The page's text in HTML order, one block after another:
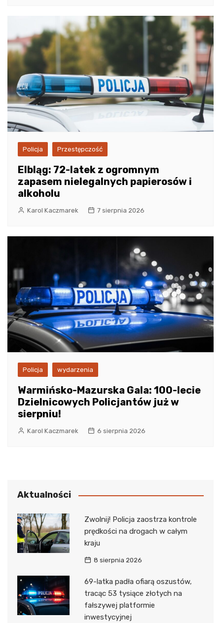
Policja Przestępczość
Elbląg: 72-latek z ogromnym
zapasem nielegalnych papierosów i
alkoholu
Karol Kaczmarek 7 sierpnia 2026
Policja wydarzenia
Warmińsko-Mazurska Gala: 100-lecie
Dzielnicowych Policjantów już w
sierpniu!
Karol Kaczmarek 6 sierpnia 2026
Aktualności
Zwolnij! Policja zaostrza kontrole
prędkości na drogach w całym
kraju
8 sierpnia 2026
69-latka padła ofiarą oszustów,
tracąc 53 tysiące złotych na
fałszywej platformie
inwestycyjnej